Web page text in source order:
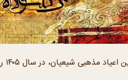
در سال ۱۴۰۵ روز پنجشنبه ۱۴ خرداد برگزار می‌شود.